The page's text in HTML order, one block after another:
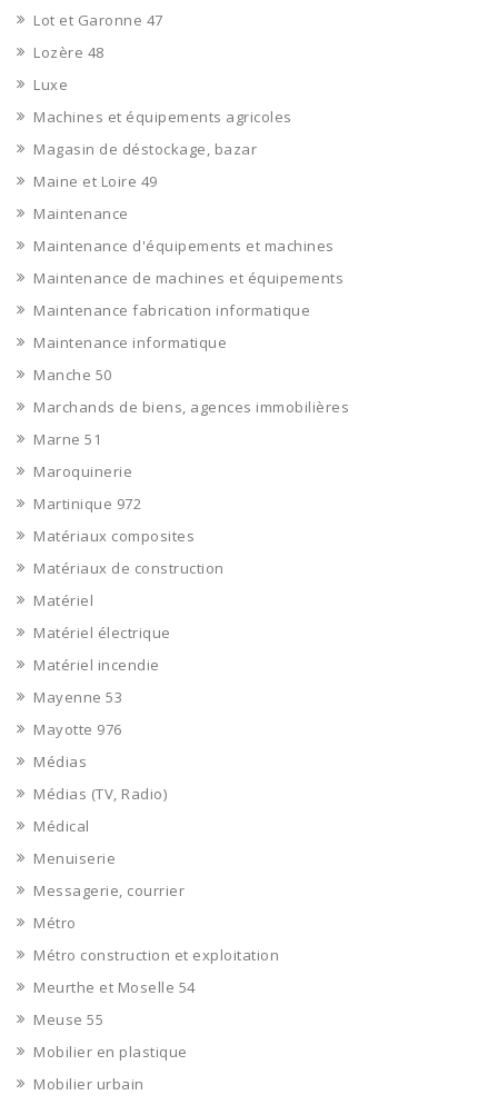
Lot et Garonne 47
Lozère 48
Luxe
Machines et équipements agricoles
Magasin de déstockage, bazar
Maine et Loire 49
Maintenance
Maintenance d'équipements et machines
Maintenance de machines et équipements
Maintenance fabrication informatique
Maintenance informatique
Manche 50
Marchands de biens, agences immobilières
Marne 51
Maroquinerie
Martinique 972
Matériaux composites
Matériaux de construction
Matériel
Matériel électrique
Matériel incendie
Mayenne 53
Mayotte 976
Médias
Médias (TV, Radio)
Médical
Menuiserie
Messagerie, courrier
Métro
Métro construction et exploitation
Meurthe et Moselle 54
Meuse 55
Mobilier en plastique
Mobilier urbain